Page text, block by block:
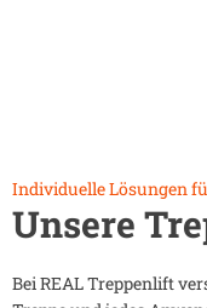
Individuelle Lösungen
Unsere
Bei REAL Treppenlift